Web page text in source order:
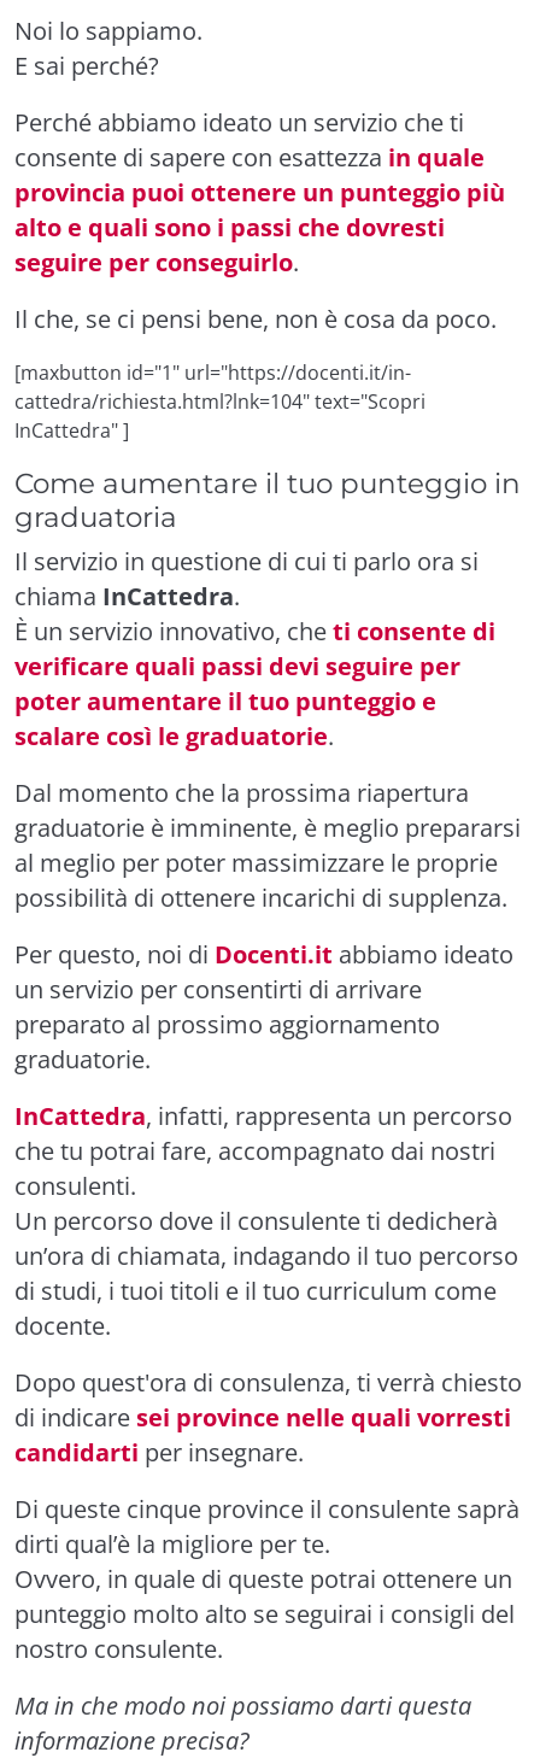
Noi lo sappiamo.
E sai perché?
Perché abbiamo ideato un servizio che ti
consente di sapere con esattezza in quale
provincia puoi ottenere un punteggio più
alto e quali sono i passi che dovresti
seguire per conseguirlo.
Il che, se ci pensi bene, non è cosa da poco.
[maxbutton id="1" url="https://docenti.it/in-
cattedra/richiesta.html?lnk=104" text="Scopri
InCattedra" ]
Come aumentare il tuo punteggio in
graduatoria
Il servizio in questione di cui ti parlo ora si
chiama InCattedra.
È un servizio innovativo, cheti consente di
verificare quali passi devi seguire per
poter aumentare il tuo punteggio e
scalare così le graduatorie.
Dal momento che la prossima riapertura
graduatorie è imminente, è meglio prepararsi
al meglio per poter massimizzare le proprie
possibilità di ottenere incarichi di supplenza.
Per questo, noi di Docenti.it abbiamo ideato
un servizio per consentirti di arrivare
preparato al prossimo aggiornamento
graduatorie.
InCattedra, infatti, rappresenta un percorso
che tu potrai fare, accompagnato dai nostri
consulenti.
Un percorso dove il consulente ti dedicherà
un’ora di chiamata, indagando il tuo percorso
di studi, i tuoi titoli e il tuo curriculum come
docente.
Dopo quest'ora di consulenza, ti verrà chiesto
di indicare sei province nelle quali vorresti
candidarti per insegnare.
Di queste cinque province il consulente saprà
dirti qual’è la migliore per te.
Ovvero, in quale di queste potrai ottenere un
punteggio molto alto se seguirai i consigli del
nostro consulente.
Ma in che modo noi possiamo darti questa
informazione precisa?